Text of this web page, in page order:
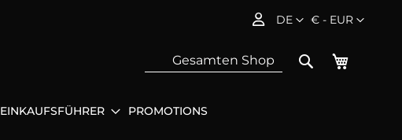
Währung
€ - EUR
Sprache
DE
Mein
Search
EINKAUFSFÜHRER PROMOTIONS